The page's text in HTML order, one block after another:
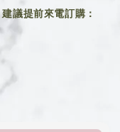
議提前來電訂購：